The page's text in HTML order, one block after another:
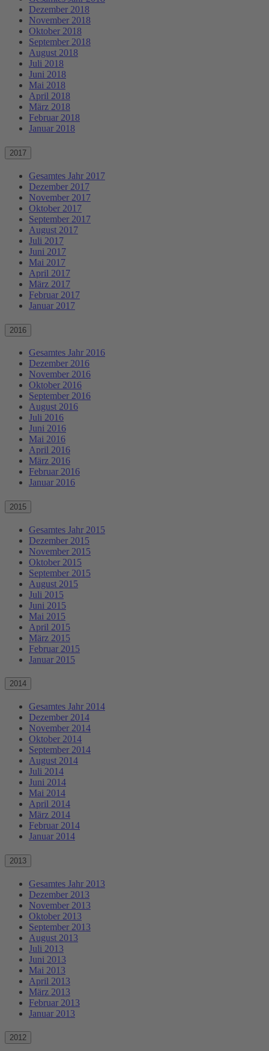
Dezember 2018
November 2018
Oktober 2018
September 2018
August 2018
Juli 2018
Juni 2018
Mai 2018
April 2018
März 2018
Februar 2018
Januar 2018
2017
Gesamtes Jahr 2017
Dezember 2017
November 2017
Oktober 2017
September 2017
August 2017
Juli 2017
Juni 2017
Mai 2017
April 2017
März 2017
Februar 2017
Januar 2017
2016
Gesamtes Jahr 2016
Dezember 2016
November 2016
Oktober 2016
September 2016
August 2016
Juli 2016
Juni 2016
Mai 2016
April 2016
März 2016
Februar 2016
Januar 2016
2015
Gesamtes Jahr 2015
Dezember 2015
November 2015
Oktober 2015
September 2015
August 2015
Juli 2015
Juni 2015
Mai 2015
April 2015
März 2015
Februar 2015
Januar 2015
2014
Gesamtes Jahr 2014
Dezember 2014
November 2014
Oktober 2014
September 2014
August 2014
Juli 2014
Juni 2014
Mai 2014
April 2014
März 2014
Februar 2014
Januar 2014
2013
Gesamtes Jahr 2013
Dezember 2013
November 2013
Oktober 2013
September 2013
August 2013
Juli 2013
Juni 2013
Mai 2013
April 2013
März 2013
Februar 2013
Januar 2013
2012